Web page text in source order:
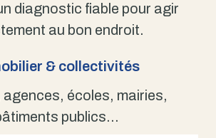
diagnostic fiable pour agir
au bon endroit.
& collectivités
agences, écoles, mairies,
publics…